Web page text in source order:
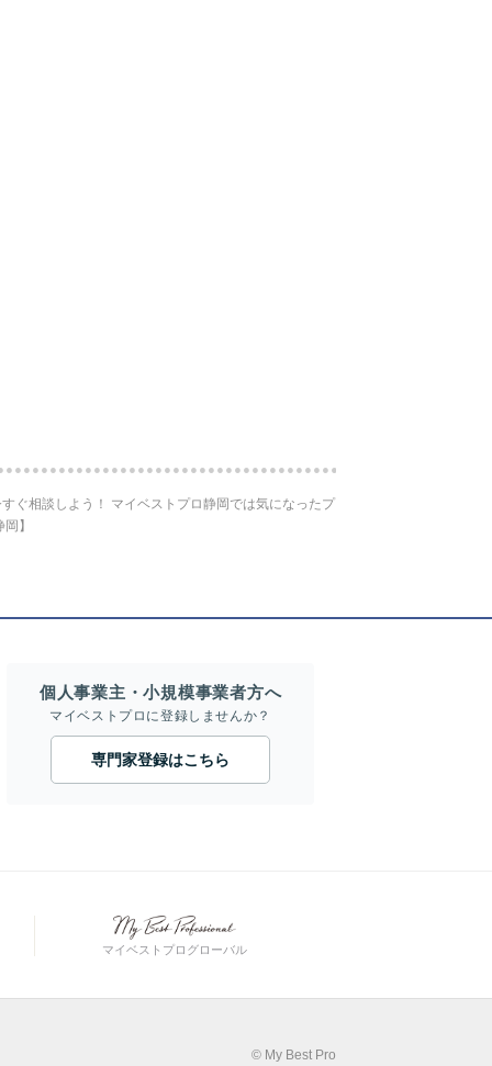
ぐ相談しよう！ マイベストプロ静岡では気になったプ
】
個人事業主・小規模事業者方へ
マイベストプロに登録しませんか？
専門家登録はこちら
マイベストプログローバル
© My Best Pro